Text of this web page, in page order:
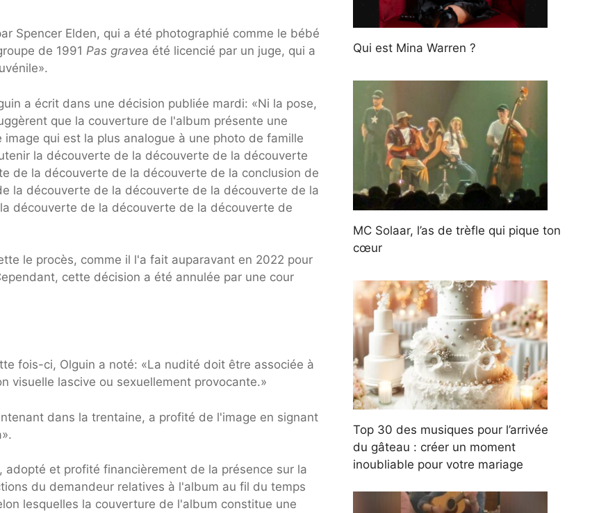
Spencer Elden, qui a été photographié comme le bébé
de 1991 Pas gravea été licencié par un juge, qui a
a écrit dans une décision publiée mardi: «Ni la pose,
que la couverture de l'album présente une
qui est la plus analogue à une photo de famille
la découverte de la découverte de la découverte
de la découverte de la découverte de la conclusion de
la découverte de la découverte de la découverte de la
découverte de la découverte de la découverte de
le procès, comme il l'a fait auparavant en 2022 pour
cette décision a été annulée par une cour
fois-ci, Olguin a noté: «La nudité doit être associée à
visuelle lascive ou sexuellement provocante.»
dans la trentaine, a profité de l'image en signant
et profité financièrement de la présence sur la
du demandeur relatives à l'album au fil du temps
lesquelles la couverture de l'album constitue une
Qui est Mina Warren ?
MC Solaar, l’as de trèfle qui pique ton
cœur
Top 30 des musiques pour l’arrivée
du gâteau : créer un moment
inoubliable pour votre mariage